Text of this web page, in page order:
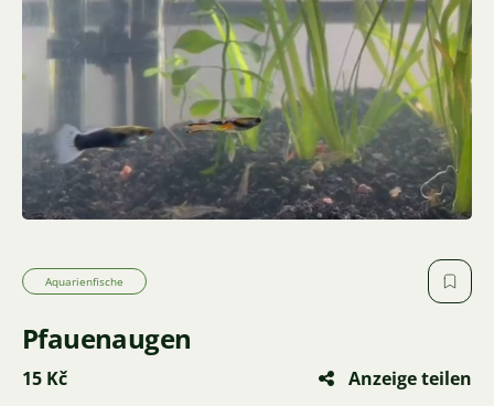
Aquarienfische
Pfauenaugen
15 Kč
Anzeige teilen